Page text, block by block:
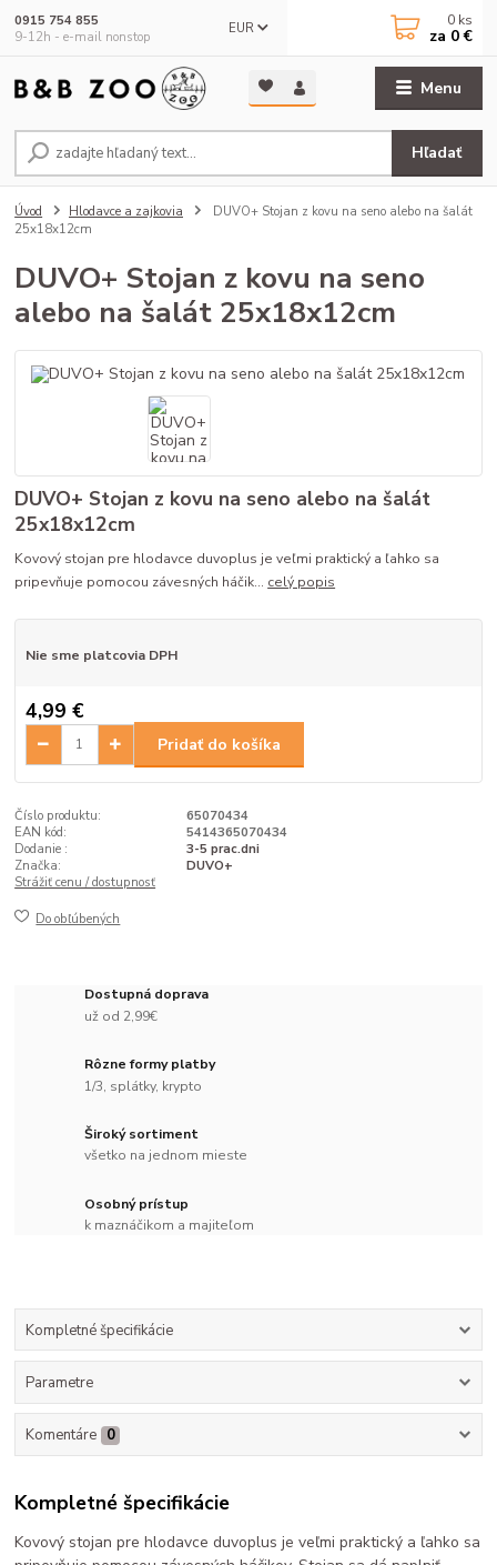
Menu
EUR
Hľadať
0915 754 855
9-12h - e-mail nonstop
0 ks
za 0 €
Úvod Hlodavce a zajkovia
DUVO+ Stojan z kovu na seno alebo na šalát
25x18x12cm
DUVO+ Stojan z kovu na seno
alebo na šalát 25x18x12cm
DUVO+ Stojan z kovu na seno alebo na šalát
25x18x12cm
Kovový stojan pre hlodavce duvoplus je veľmi praktický a ľahko sa
pripevňuje pomocou závesných háčik... celý popis
Nie sme platcovia DPH
4,99 €
Pridať do košíka
Číslo produktu:
65070434
EAN kód:
5414365070434
Dodanie :
3-5 prac.dni
Značka:
DUVO+
Strážiť cenu / dostupnosť
Do obľúbených
Dostupná doprava
už od 2,99€
Rôzne formy platby
1/3, splátky, krypto
Široký sortiment
všetko na jednom mieste
Osobný prístup
k maznáčikom a majiteľom
Kompletné špecifikácie
Parametre
Komentáre 0
Kompletné špecifikácie
Kovový stojan pre hlodavce duvoplus je veľmi praktický a ľahko sa